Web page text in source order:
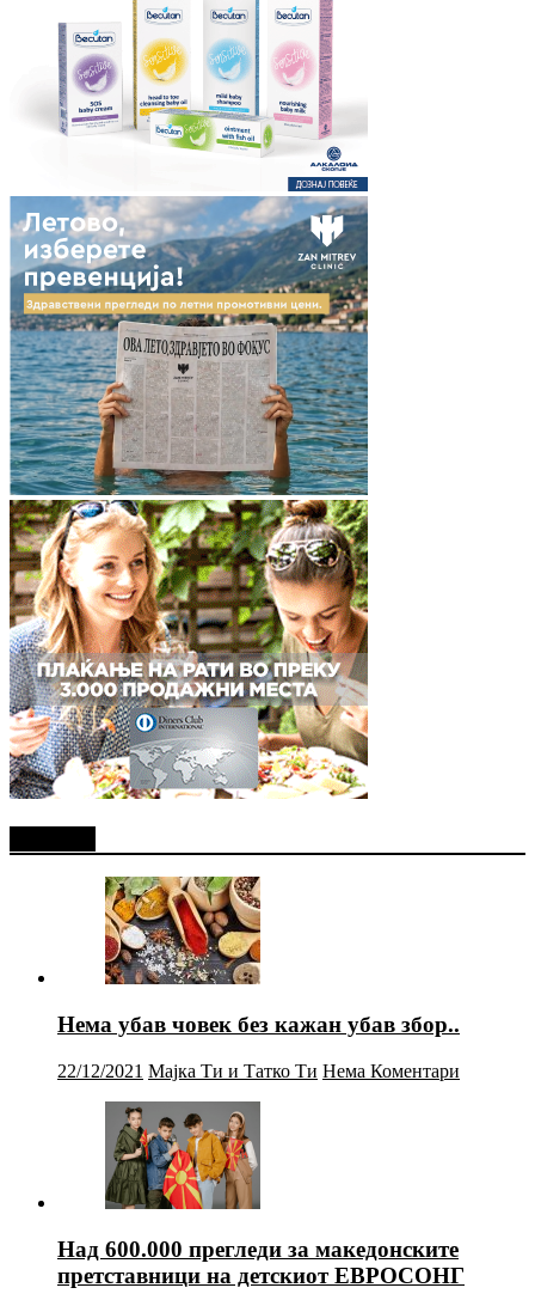
Нема убав човек без кажан убав збор..
22/12/2021 Мајка Ти и Татко Ти Нема Коментари
Над 600.000 прегледи за македонските
претставници на детскиот ЕВРОСОНГ